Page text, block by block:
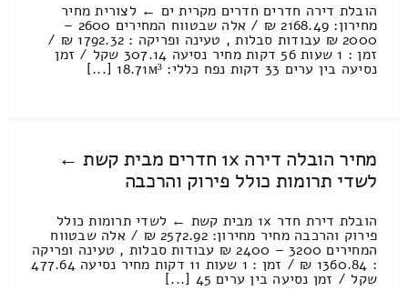
הובלת דירה חדרים חדרים מקרית ים ← לצורית מחיר
מחירון: 2168.49 ₪ / אלה שבטווח המחירים 2600 –
2000 ₪ עבודות סבלות , טעינה ופריקה : 1792.32 ₪ /
זמן : 1 שעות 56 דקות מחיר נסיעה 307.14 שקל / זמן
נסיעה בין ערים 33 דקות נפח כללי: 18.71м³ [...]
מחיר הובלה דירה 1x חדרים מבית קשת ←
לשדי תרומות כולל פירוק והרכבה
הובלת דירת חדר 1x מבית קשת ← לשדי תרומות כולל
פירוק והרכבה מחיר מחירון: 2572.92 ₪ / אלה שבטווח
המחירים 3200 – 2400 ₪ עבודות סבלות , טעינה ופריקה
: 1360.84 ₪ / זמן : 1 שעות 11 דקות מחיר נסיעה 477.64
שקל / זמן נסיעה בין ערים 45 [...]